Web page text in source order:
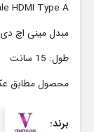
HDMI Type A
مبدل مینی اچ
طول: 15 سانت
محصول مطابق
برند: